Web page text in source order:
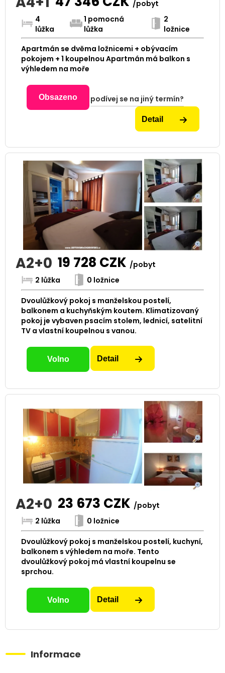
/pobyt
4
lůžka
1 pomocná
lůžka
2
ložnice
Apartmán se dvěma ložnicemi + obývacím
pokojem + 1 koupelnou Apartmán má balkon s
výhledem na moře
Obsazeno podívej se na jiný termín?
Detail
A2+0 19 728 CZK /pobyt
2 lůžka
0 ložnice
Dvoulůžkový pokoj s manželskou postelí,
balkonem a kuchyňským koutem. Klimatizovaný
pokoj je vybaven psacím stolem, lednicí, satelitní
TV a vlastní koupelnou s vanou.
Volno Detail
A2+0 23 673 CZK /pobyt
2 lůžka
0 ložnice
Dvoulůžkový pokoj s manželskou postelí, kuchyní,
balkonem s výhledem na moře. Tento
dvoulůžkový pokoj má vlastní koupelnu se
sprchou.
Volno Detail
Informace